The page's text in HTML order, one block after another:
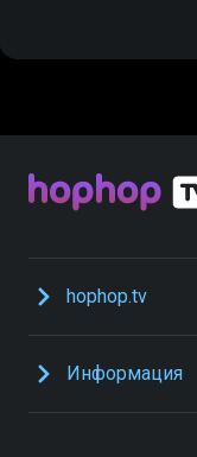
hophop.tv
Информация